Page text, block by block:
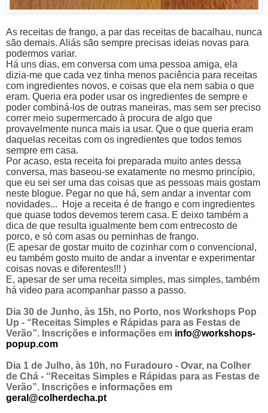
As receitas de frango, a par das receitas de bacalhau, nunca
são demais. Aliás são sempre precisas ideias novas para
podermos variar.
Há uns dias, em conversa com uma pessoa amiga, ela
dizia-me que cada vez tinha menos paciência para receitas
com ingredientes novos, e coisas que ela nem sabia o que
eram. Queria era poder usar os ingredientes de sempre e
poder combiná-los de outras maneiras, mas sem ser preciso
correr meio supermercado à procura de algo que
provavelmente nunca mais ia usar. Que o que queria eram
daquelas receitas com os ingredientes que todos temos
sempre em casa.
Por acaso, esta receita foi preparada muito antes dessa
conversa, mas baseou-se exatamente no mesmo princípio,
que eu sei ser uma das coisas que as pessoas mais gostam
neste blogue. Pegar no que há, sem andar a inventar com
novidades... Hoje a receita é de frango e com ingredientes
que quase todos devemos terem casa. E deixo também a
dica de que resulta igualmente bem com entrecosto de
porco, e só com asas ou perninhas de frango.
(E apesar de gostar muito de cozinhar com o convencional,
eu também gosto muito de andar a inventar e experimentar
coisas novas e diferentes!!! )
E, apesar de ser uma receita simples, mas simples, também
há video para acompanhar passo a passo.
Dia 30 de Junho, às 15h, no Porto, nos Workshops Pop
Up - “Receitas Simples e Rápidas para as Festas de
Verão”. Inscrições e informações em info@workshops-
popup.com
Dia 1 de Julho, às 10h, no Furadouro - Ovar, na Colher
de Chá - “Receitas Simples e Rápidas para as Festas de
Verão”. Inscrições e informações em
geral@colherdecha.pt